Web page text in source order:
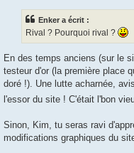
Enker a écrit :
Rival ? Pourquoi rival ?
En des temps anciens (sur le
testeur d'or (la première place
doré !). Une lutte acharnée,
l'essor du site ! C'était l'bon
Sinon, Kim, tu seras ravi
modifications graphiques du